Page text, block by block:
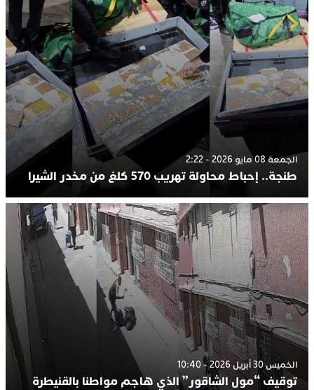
الجمعة 08 مايو 2026 - 2:22
طنجة.. إحباط محاولة تهريب 570 كلغ من مخدر الشيرا
الخميس 30 أبريل 2026 - 10:40
توقيف “مول الشاقور” الذي هاجم مواطنا بالقنيطرة